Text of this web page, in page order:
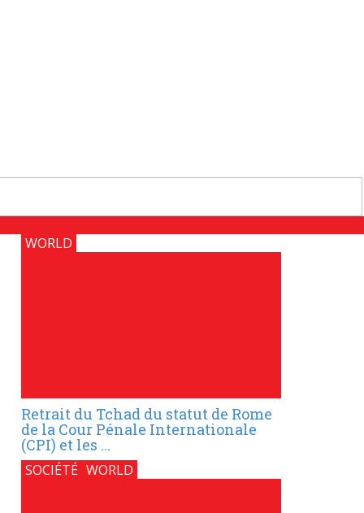
WORLD
Retrait du Tchad du statut de Rome
de la Cour Pénale Internationale
(CPI) et les ...
SOCIÉTÉ WORLD